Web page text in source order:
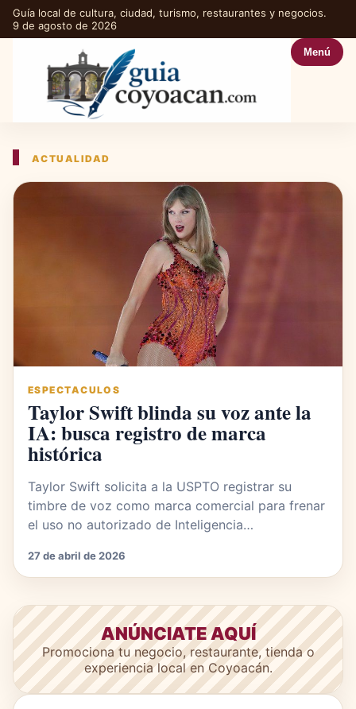
Guía local de cultura, ciudad, turismo, restaurantes y negocios.
9 de agosto de 2026
Menú
ACTUALIDAD
ESPECTACULOS
Taylor Swift blinda su voz ante la
IA: busca registro de marca
histórica
Taylor Swift solicita a la USPTO registrar su
timbre de voz como marca comercial para frenar
el uso no autorizado de Inteligencia…
27 de abril de 2026
ANÚNCIATE AQUÍ
Promociona tu negocio, restaurante, tienda o
experiencia local en Coyoacán.